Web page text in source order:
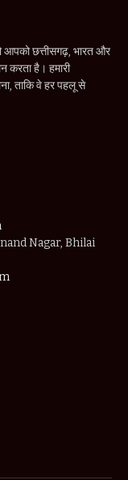
आपको छत्तीसगढ़, भारत और
करता है। हमारी
ताकि वे हर पहलू से
Nagar, Bhilai